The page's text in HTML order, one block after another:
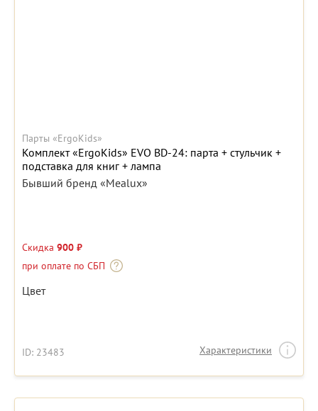
Парты «ErgoKids»
Комплект «ErgoKids» EVO BD-24: парта + стульчик +
подставка для книг + лампа
Бывший бренд «Mealux»
Скидка 900 ₽
при оплате по СБП
Цвет
ID: 23483 Характеристики